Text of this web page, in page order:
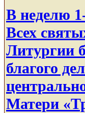
В неделю
Всех
Литургии
благого
Матери